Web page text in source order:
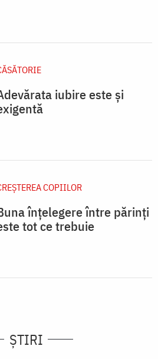
iubire este și
COPIILOR
înțelegere între părinți
tot ce trebuie
ȘTIRI